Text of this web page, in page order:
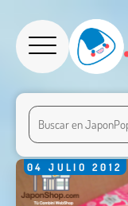
04 JULIO 2012